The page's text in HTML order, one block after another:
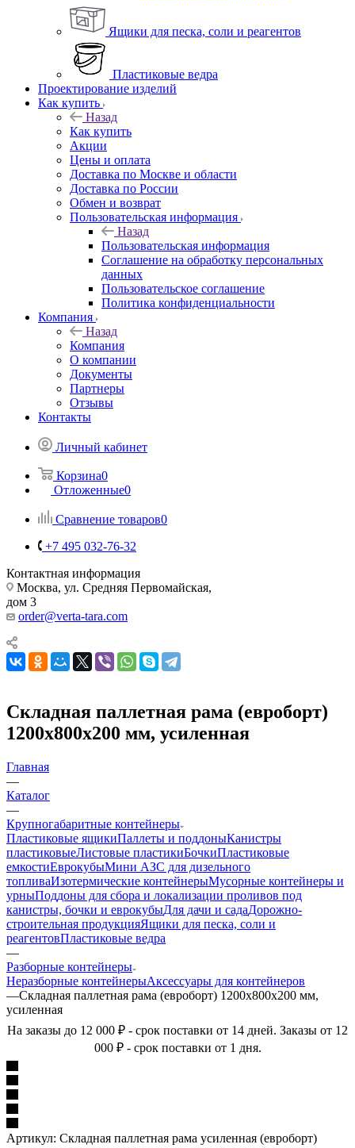
Ящики для песка, соли и реагентов
Пластиковые ведра
Проектирование изделий
Как купить
Назад
Как купить
Акции
Цены и оплата
Доставка по Москве и области
Доставка по России
Обмен и возврат
Пользовательская информация
Назад
Пользовательская информация
Соглашение на обработку персональных
данных
Пользовательское соглашение
Политика конфиденциальности
Компания
Назад
Компания
О компании
Документы
Партнеры
Отзывы
Контакты
Личный кабинет
Корзина0
Отложенные0
Сравнение товаров0
+7 495 032-76-32
Контактная информация
Москва, ул. Средняя Первомайская,
дом 3
order@verta-tara.com
Складная паллетная рама (евроборт)
1200х800х200 мм, усиленная
Главная
—
Каталог
—
Крупногабаритные контейнеры
Пластиковые ящикиПаллеты и поддоныКанистры
пластиковыеЛистовые пластикиБочкиПластиковые
емкостиЕврокубыМини АЗС для дизельного
топливаИзотермические контейнерыМусорные контейнеры и
урныПоддоны для сбора и локализации проливов под
канистры, бочки и еврокубыДля дачи и садаДорожно-
строительная продукцияЯщики для песка, соли и
реагентовПластиковые ведра
—
Разборные контейнеры
Неразборные контейнерыАксессуары для контейнеров
—Складная паллетная рама (евроборт) 1200х800х200 мм,
усиленная
На заказы до 12 000 ₽ - срок поставки от 14 дней. Заказы от 12
000 ₽ - срок поставки от 1 дня.
Артикул: Складная паллетная рама усиленная (евроборт)